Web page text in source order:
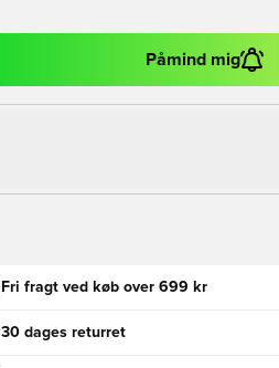
Påmind mig
Fri fragt ved køb over 699 kr
30 dages returret